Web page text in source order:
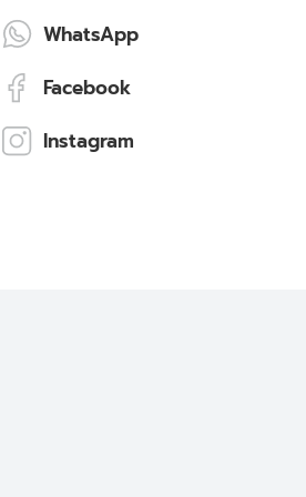
WhatsApp
Facebook
Instagram